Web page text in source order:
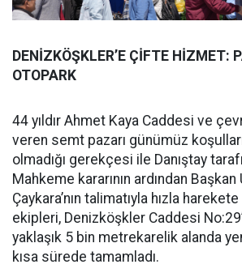
DENİZKÖŞKLER’E ÇİFTE HİZMET:
OTOPARK
44 yıldır Ahmet Kaya Caddesi ve
veren semt pazarı günümüz
olmadığı gerekçesi ile Danıştay
Mahkeme kararının ardından
Çaykara’nın talimatıyla hızla
ekipleri, Denizköşkler Caddesi
yaklaşık 5 bin metrekarelik alanda
kısa sürede tamamladı.